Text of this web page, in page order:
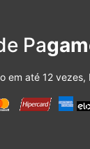
Pa
em até 12 vezes,